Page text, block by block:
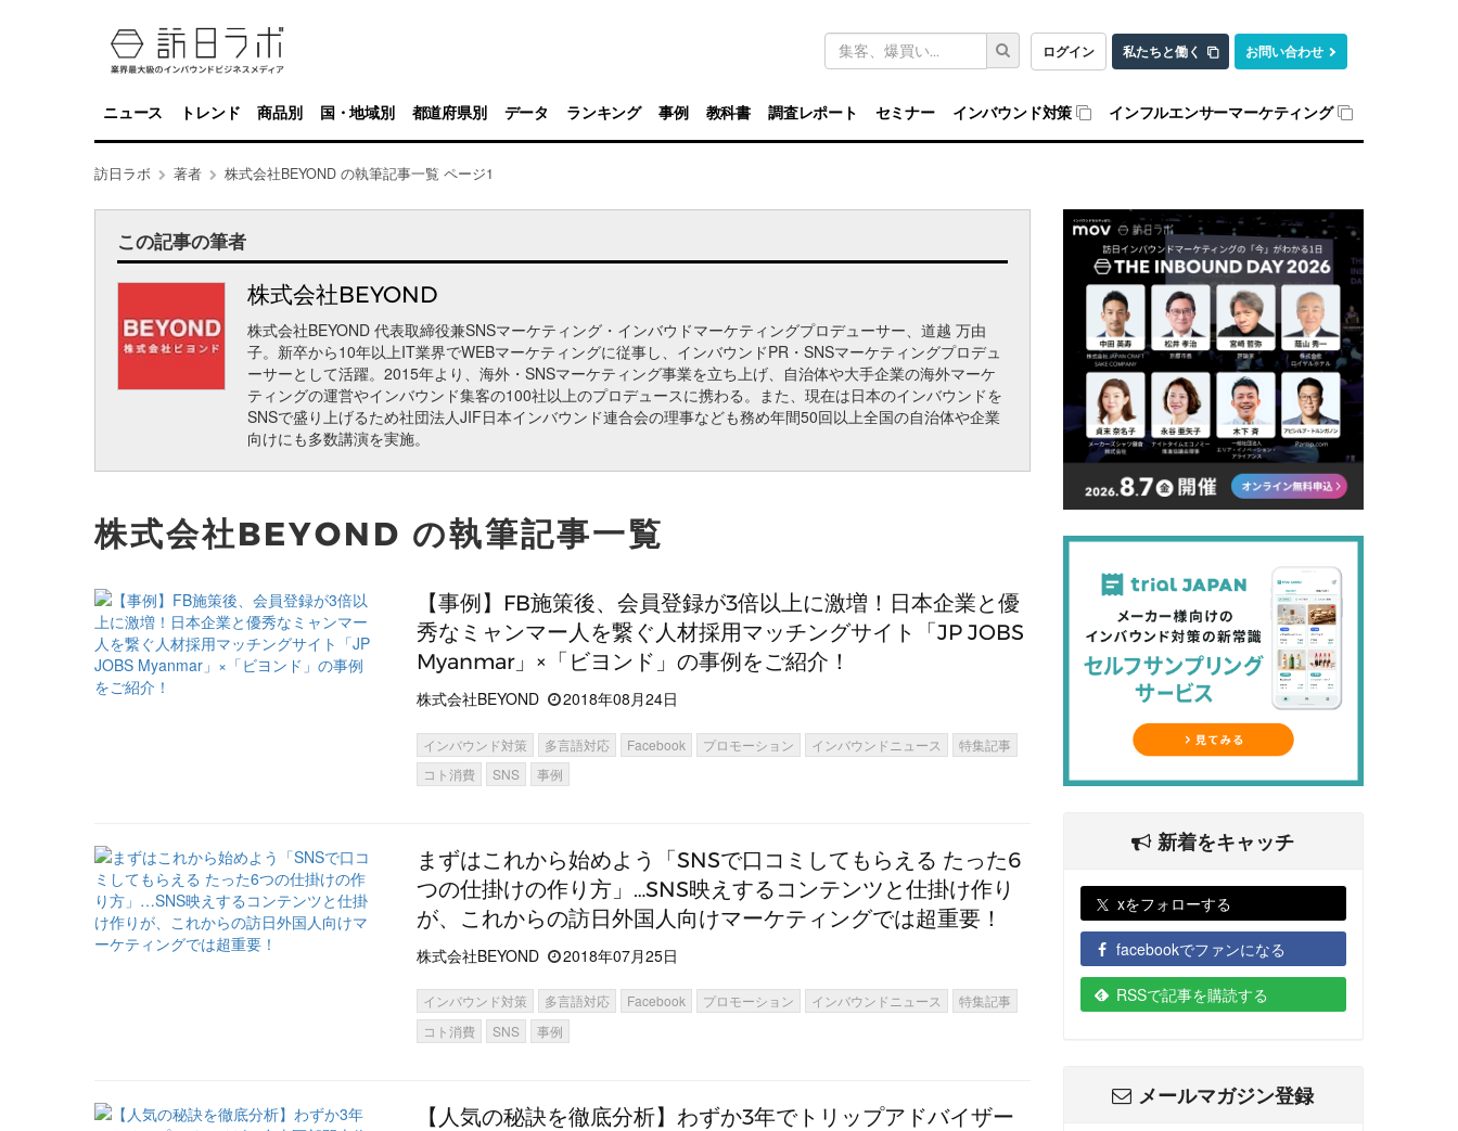
ログイン 私たちと働く お問い合わせ
キ
ワ
ド
検
索
ニュース トレンド 商品別 国・地域別 都道府県別 データ ランキング 事例 教科書 調査レポート セミナー インバウンド対策 インフルエンサーマーケティング
訪日ラボ 著者 株式会社BEYOND の執筆記事一覧 ページ1
この記事の筆者
株式会社BEYOND
株式会社BEYOND 代表取締役兼SNSマーケティング・インバウドマーケティングプロデューサー、道越 万由
子。新卒から10年以上IT業界でWEBマーケティングに従事し、インバウンドPR・SNSマーケティングプロデュ
ーサーとして活躍。2015年より、海外・SNSマーケティング事業を立ち上げ、自治体や大手企業の海外マーケ
ティングの運営やインバウンド集客の100社以上のプロデュースに携わる。また、現在は日本のインバウンドを
SNSで盛り上げるため社団法人JIF日本インバウンド連合会の理事なども務め年間50回以上全国の自治体や企業
向けにも多数講演を実施。
株式会社BEYOND の執筆記事一覧
【事例】FB施策後、会員登録が3倍以上に激増！日本企業と優
秀なミャンマー人を繋ぐ人材採用マッチングサイト「JP JOBS
Myanmar」×「ビヨンド」の事例をご紹介！
株式会社BEYOND 2018年08月24日
インバウンド対策 多言語対応 Facebook プロモーション インバウンドニュース
特集記事
コト消費
SNS 事例
まずはこれから始めよう「SNSで口コミしてもらえる たった6
つの仕掛けの作り方」…SNS映えするコンテンツと仕掛け作り
が、これからの訪日外国人向けマーケティングでは超重要！
株式会社BEYOND 2018年07月25日
インバウンド対策 多言語対応 Facebook プロモーション インバウンドニュース
特集記事
コト消費
SNS 事例
【人気の秘訣を徹底分析】わずか3年でトリップアドバイザー
新着をキャッチ
xをフォローする
facebookでファンになる
RSSで記事を購読する
メールマガジン登録